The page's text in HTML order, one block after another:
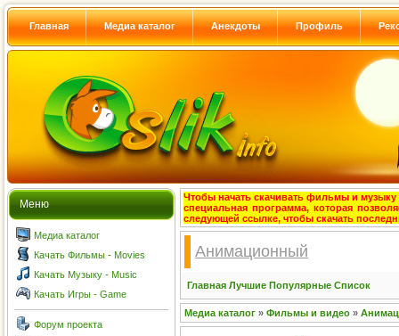
Главная Медиа каталог Анекдоты Профиль
Меню
Медиа каталог
Качать Фильмы - Movies
Качать Музыку - Music
Качать Игры - Game
Форум проекта
Чтобы начать скачивать фильмы и музыку
специальная программа, которая
следующей ссылке, чтобы скачать
Анимационный
Главная Лучшие Популярные Список
Медиа каталог » Фильмы и видео »